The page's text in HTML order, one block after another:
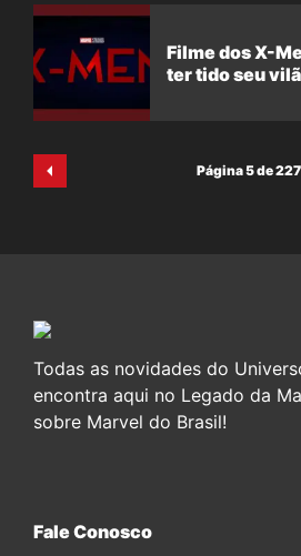
Filme dos X-
ter tido seu
Página 5 de 227
Todas as novidades do
encontra aqui no Legado da
sobre Marvel do Brasil!
Fale Conosco